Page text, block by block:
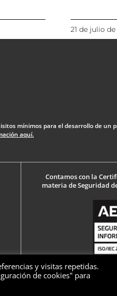
21 de julio de
mínimos para el desarrollo de un
aquí.
Contamos con la
materia de Seguridad
Política de Cookies
Política de
y visitas repetidas.
de cookies" para